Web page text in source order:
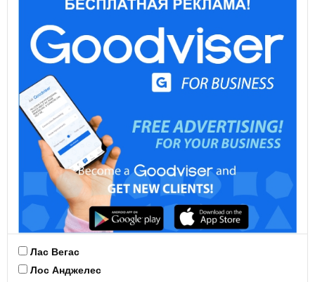
Лас Вегас
Лос Анджелес